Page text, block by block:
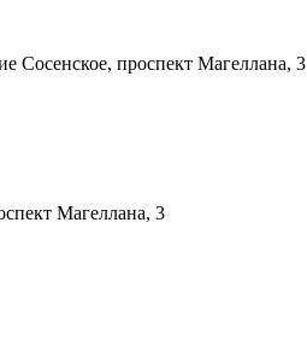
Сосенское, проспект Магеллана, 3
Магеллана, 3